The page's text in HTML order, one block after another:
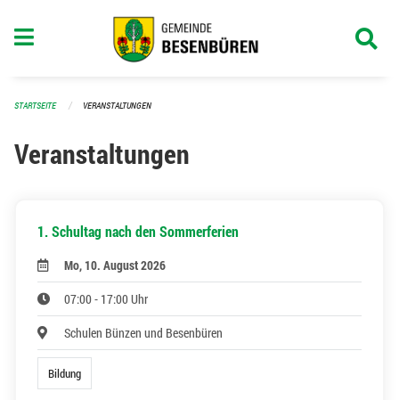
STARTSEITE VERANSTALTUNGEN
Veranstaltungen
1. Schultag nach den Sommerferien
Mo, 10. August 2026
07:00 - 17:00 Uhr
Schulen Bünzen und Besenbüren
Bildung